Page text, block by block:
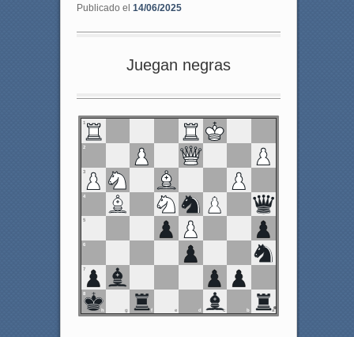
Publicado el 14/06/2025
Juegan negras
1
2
3
4
5
6
7
8
h g e d c b a